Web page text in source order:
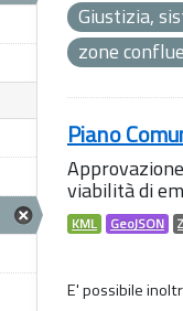
Giustizia,
zone
Piano
viabilità di
KML GeoJSON
E' possibile